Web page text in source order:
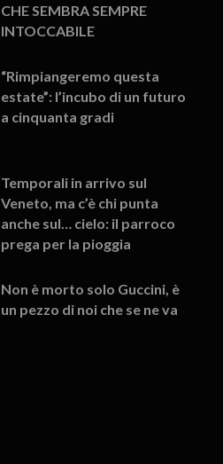
CHE SEMBRA SEMPRE
INTOCCABILE
“Rimpiangeremo questa
estate”: l’incubo di un futuro
a cinquanta gradi
Temporali in arrivo sul
Veneto, ma c’è chi punta
anche sul… cielo: il parroco
prega per la pioggia
Non è morto solo Guccini, è
un pezzo di noi che se ne va